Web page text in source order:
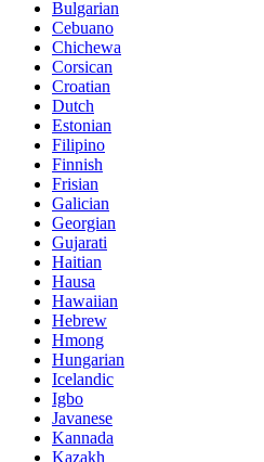
Bulgarian
Cebuano
Chichewa
Corsican
Croatian
Dutch
Estonian
Filipino
Finnish
Frisian
Galician
Georgian
Gujarati
Haitian
Hausa
Hawaiian
Hebrew
Hmong
Hungarian
Icelandic
Igbo
Javanese
Kannada
Kazakh